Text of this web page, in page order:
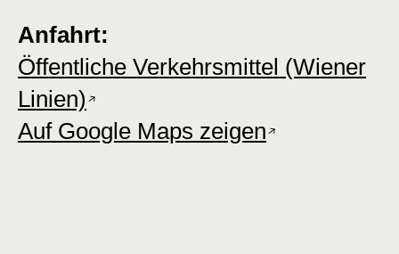
Anfahrt:
Öffentliche Verkehrsmittel (Wiener
Linien)
Auf Google Maps zeigen